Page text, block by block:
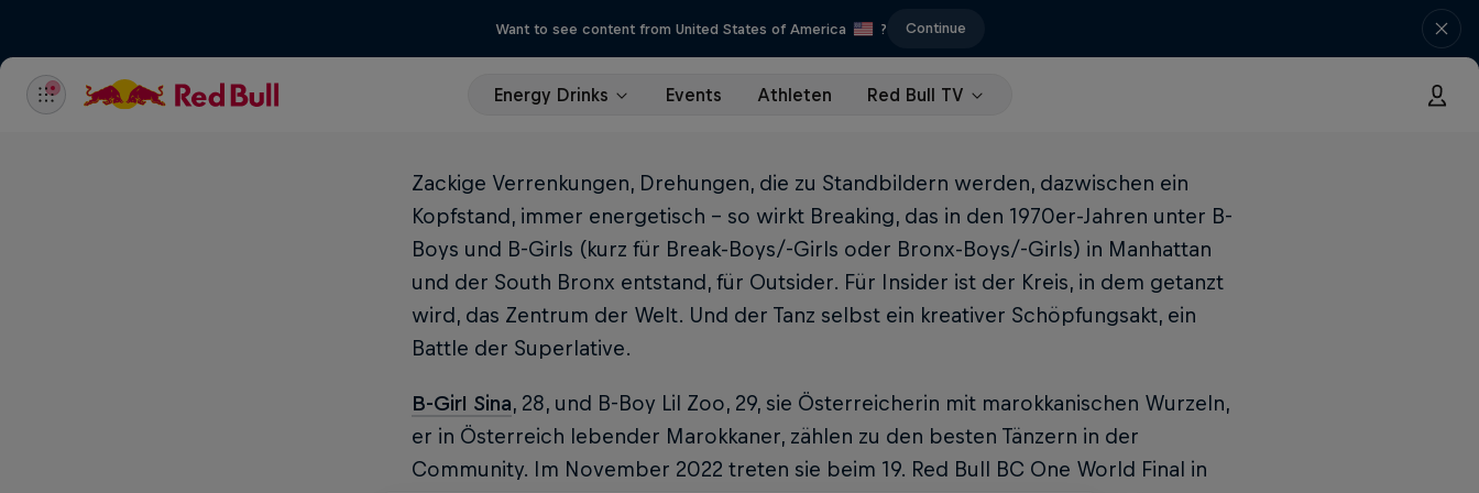
Want to see content from United States of America ? Continue
Energy Drinks Events Athleten Red Bull TV
Zackige Verrenkungen, Drehungen, die zu Standbildern werden, dazwischen ein
Kopfstand, immer energetisch – so wirkt Breaking, das in den 1970er-Jahren unter B-
Boys und B-Girls (kurz für Break-Boys/-Girls oder Bronx-Boys/-Girls) in Manhattan
und der South Bronx entstand, für Outsider. Für Insider ist der Kreis, in dem getanzt
wird, das Zentrum der Welt. Und der Tanz selbst ein kreativer Schöpfungsakt, ein
Battle der Superlative.
B-Girl Sina, 28, und B-Boy Lil Zoo, 29, sie Österreicherin mit marokkanischen Wurzeln,
er in Österreich lebender Marokkaner, zählen zu den besten Tänzern in der
Community. Im November 2022 treten sie beim 19. Red Bull BC One World Final in